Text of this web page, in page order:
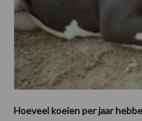
Hoeveel koeien per jaar